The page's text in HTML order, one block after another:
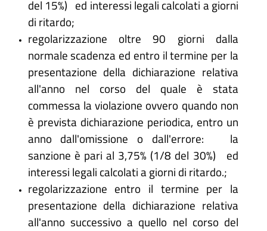
del 15%) ed interessi legali calcolati a giorni
di ritardo;
regolarizzazione oltre 90 giorni dalla
normale scadenza ed entro il termine per la
presentazione della dichiarazione relativa
all'anno nel corso del quale è stata
commessa la violazione ovvero quando non
è prevista dichiarazione periodica, entro un
anno dall'omissione o dall'errore: la
sanzione è pari al 3,75% (1/8 del 30%) ed
interessi legali calcolati a giorni di ritardo.;
regolarizzazione entro il termine per la
presentazione della dichiarazione relativa
all'anno successivo a quello nel corso del